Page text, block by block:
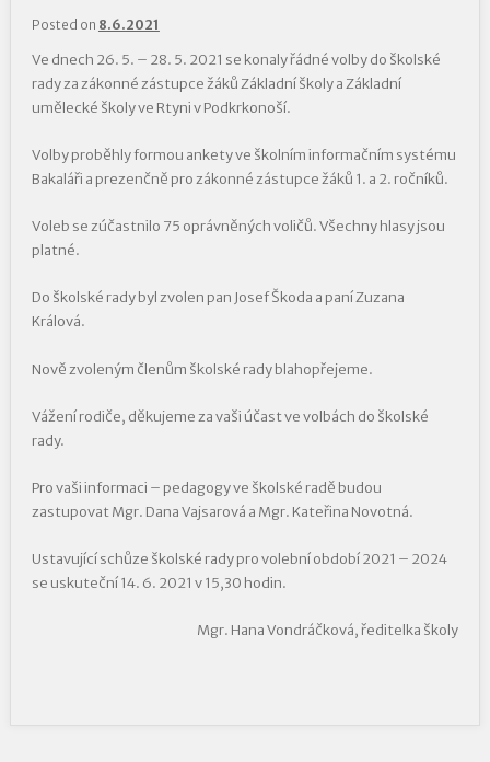
Posted on 8.6.2021
Ve dnech 26. 5. – 28. 5. 2021 se konaly řádné volby do školské
rady za zákonné zástupce žáků Základní školy a Základní
umělecké školy ve Rtyni v Podkrkonoší.
Volby proběhly formou ankety ve školním informačním systému
Bakaláři a prezenčně pro zákonné zástupce žáků 1. a 2. ročníků.
Voleb se zúčastnilo 75 oprávněných voličů. Všechny hlasy jsou
platné.
Do školské rady byl zvolen pan Josef Škoda a paní Zuzana
Králová.
Nově zvoleným členům školské rady blahopřejeme.
Vážení rodiče, děkujeme za vaši účast ve volbách do školské
rady.
Pro vaši informaci – pedagogy ve školské radě budou
zastupovat Mgr. Dana Vajsarová a Mgr. Kateřina Novotná.
Ustavující schůze školské rady pro volební období 2021 – 2024
se uskuteční 14. 6. 2021 v 15,30 hodin.
Mgr. Hana Vondráčková, ředitelka školy